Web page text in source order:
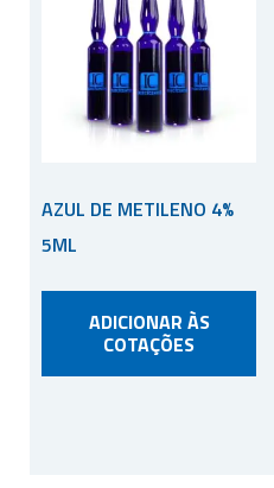
AZUL DE METILENO 4%
5ML
ADICIONAR ÀS
COTAÇÕES